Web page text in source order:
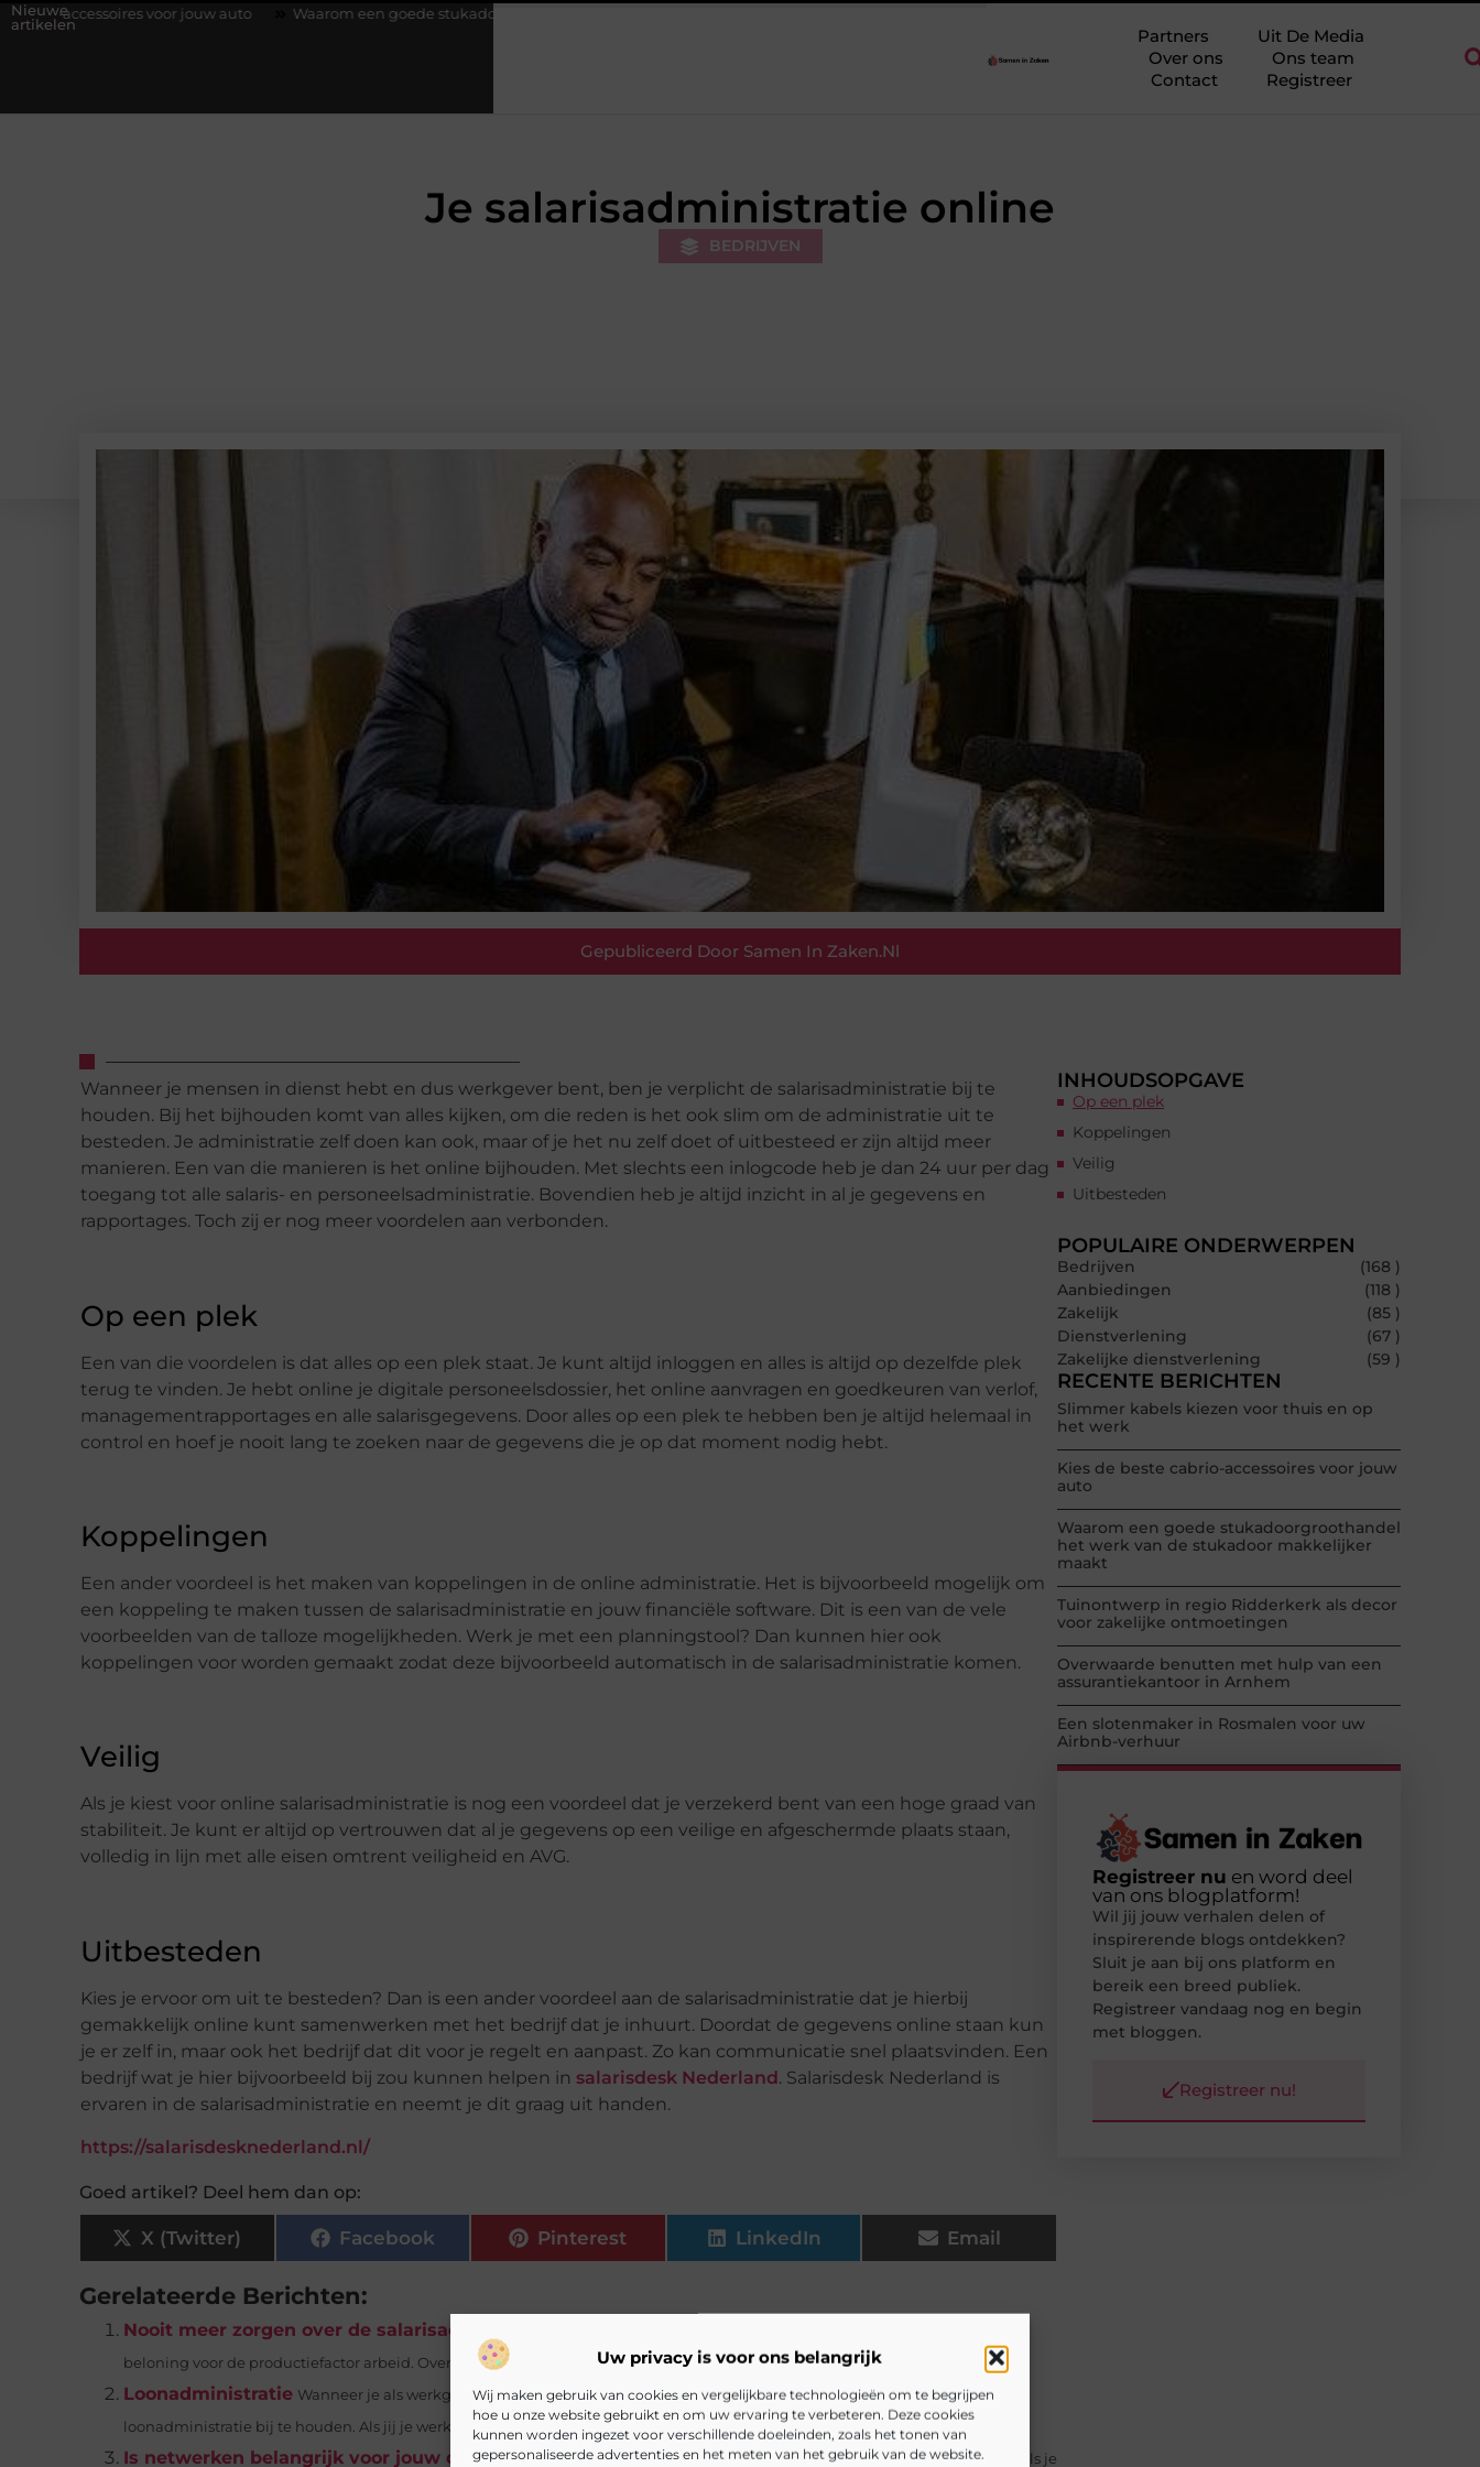
Uw privacy is voor ons belangrijk
Wij maken gebruik van cookies en vergelijkbare technologieën om te begrijpen
hoe u onze website gebruikt en om uw ervaring te verbeteren. Deze cookies
kunnen worden ingezet voor verschillende doeleinden, zoals het tonen van
gepersonaliseerde advertenties en het meten van het gebruik van de website.
Nieuwe
artikelen
jouw auto Waarom een goede stukadoorgroothandel het werk van de stukadoor makkelijker maakt
Partners
Uit De Media
Over ons
Ons team
Contact
Registreer
Je salarisadministratie online
BEDRIJVEN
Gepubliceerd Door Samen In Zaken.nl
Wanneer je mensen in dienst hebt en dus werkgever bent, ben je verplicht de salarisadministratie bij te
houden. Bij het bijhouden komt van alles kijken, om die reden is het ook slim om de administratie uit te
besteden. Je administratie zelf doen kan ook, maar of je het nu zelf doet of uitbesteed er zijn altijd meer
manieren. Een van die manieren is het online bijhouden. Met slechts een inlogcode heb je dan 24 uur per dag
toegang tot alle salaris- en personeelsadministratie. Bovendien heb je altijd inzicht in al je gegevens en
rapportages. Toch zij er nog meer voordelen aan verbonden.
Op een plek
Een van die voordelen is dat alles op een plek staat. Je kunt altijd inloggen en alles is altijd op dezelfde plek
terug te vinden. Je hebt online je digitale personeelsdossier, het online aanvragen en goedkeuren van verlof,
managementrapportages en alle salarisgegevens. Door alles op een plek te hebben ben je altijd helemaal in
control en hoef je nooit lang te zoeken naar de gegevens die je op dat moment nodig hebt.
Koppelingen
Een ander voordeel is het maken van koppelingen in de online administratie. Het is bijvoorbeeld mogelijk om
een koppeling te maken tussen de salarisadministratie en jouw financiële software. Dit is een van de vele
voorbeelden van de talloze mogelijkheden. Werk je met een planningstool? Dan kunnen hier ook
koppelingen voor worden gemaakt zodat deze bijvoorbeeld automatisch in de salarisadministratie komen.
Veilig
Als je kiest voor online salarisadministratie is nog een voordeel dat je verzekerd bent van een hoge graad van
stabiliteit. Je kunt er altijd op vertrouwen dat al je gegevens op een veilige en afgeschermde plaats staan,
volledig in lijn met alle eisen omtrent veiligheid en AVG.
Uitbesteden
Kies je ervoor om uit te besteden? Dan is een ander voordeel aan de salarisadministratie dat je hierbij
gemakkelijk online kunt samenwerken met het bedrijf dat je inhuurt. Doordat de gegevens online staan kun
je er zelf in, maar ook het bedrijf dat dit voor je regelt en aanpast. Zo kan communicatie snel plaatsvinden. Een
bedrijf wat je hier bijvoorbeeld bij zou kunnen helpen in salarisdesk Nederland. Salarisdesk Nederland is
ervaren in de salarisadministratie en neemt je dit graag uit handen.
https://salarisdesknederland.nl/
Goed artikel? Deel hem dan op:
X (Twitter) Facebook Pinterest LinkedIn Email
Gerelateerde Berichten:
Nooit meer zorgen over de salarisadministratie
beloning voor de productiefactor arbeid. Over dit loon wordt belasting en premie betaald, waarna het...
Loonadministratie Wanneer je als werkgever je eerste medewerker in dienst neemt, dan ben je vaak verplicht om een
loonadministratie bij te houden. Als jij je werknemers...
Is netwerken belangrijk voor jouw online onderneming? Dit artikel gaat over het belang van netwerken, ook als je
INHOUDSOPGAVE
Op een plek
Koppelingen
Veilig
Uitbesteden
POPULAIRE ONDERWERPEN
Bedrijven
(168 )
Aanbiedingen
(118 )
Zakelijk
(85 )
Dienstverlening
(67 )
Zakelijke dienstverlening
(59 )
RECENTE BERICHTEN
Slimmer kabels kiezen voor thuis en op
het werk
Kies de beste cabrio-accessoires voor jouw
auto
Waarom een goede stukadoorgroothandel
het werk van de stukadoor makkelijker
maakt
Tuinontwerp in regio Ridderkerk als decor
voor zakelijke ontmoetingen
Overwaarde benutten met hulp van een
assurantiekantoor in Arnhem
Een slotenmaker in Rosmalen voor uw
Airbnb-verhuur
Registreer nu en word deel
van ons blogplatform!
Wil jij jouw verhalen delen of
inspirerende blogs ontdekken?
Sluit je aan bij ons platform en
bereik een breed publiek.
Registreer vandaag nog en begin
met bloggen.
Registreer nu!